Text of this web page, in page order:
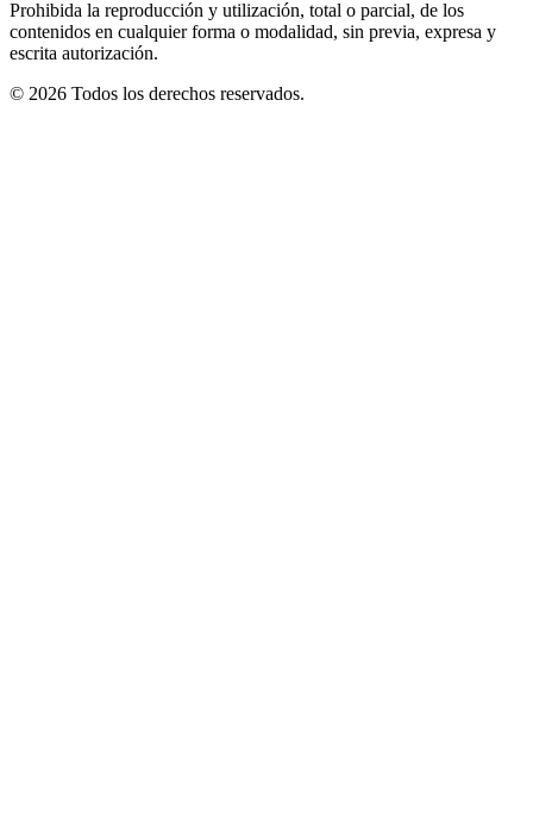
Prohibida la reproducción y utilización, total o parcial, de los
contenidos en cualquier forma o modalidad, sin previa, expresa y
escrita autorización.
© 2026 Todos los derechos reservados.